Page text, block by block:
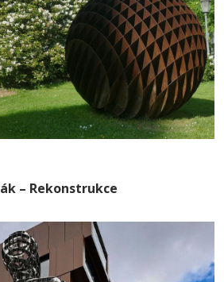
– Rekonstrukce